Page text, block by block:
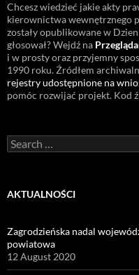
Chcesz wiedzieć jakie akty
kierownictwa wewnętrznego
zostały opublikowane w
głosował? Wejdź na
i w prosty oraz przyjemny
1990 roku. Źródłem
rejestry udostępnione na
pomóc rozwijać projekt. Kod
Search
for:
AKTUALNOŚCI
Zagrodzieńska nadal
powiatowa
12 August 2020